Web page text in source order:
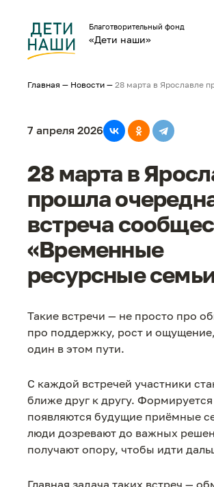
Благотворительный фонд
«Дети наши»
Главная — Новости — 28 марта в Ярославле
7 апреля 2026
28 марта в
прошла
встреча
«Временные
ресурсные
Такие встречи — не просто про
про поддержку, рост и
один в этом пути.
С каждой встречей участники
ближе друг к другу. Формируется
появляются будущие приёмные
люди дозревают до важных
получают опору, чтобы идти